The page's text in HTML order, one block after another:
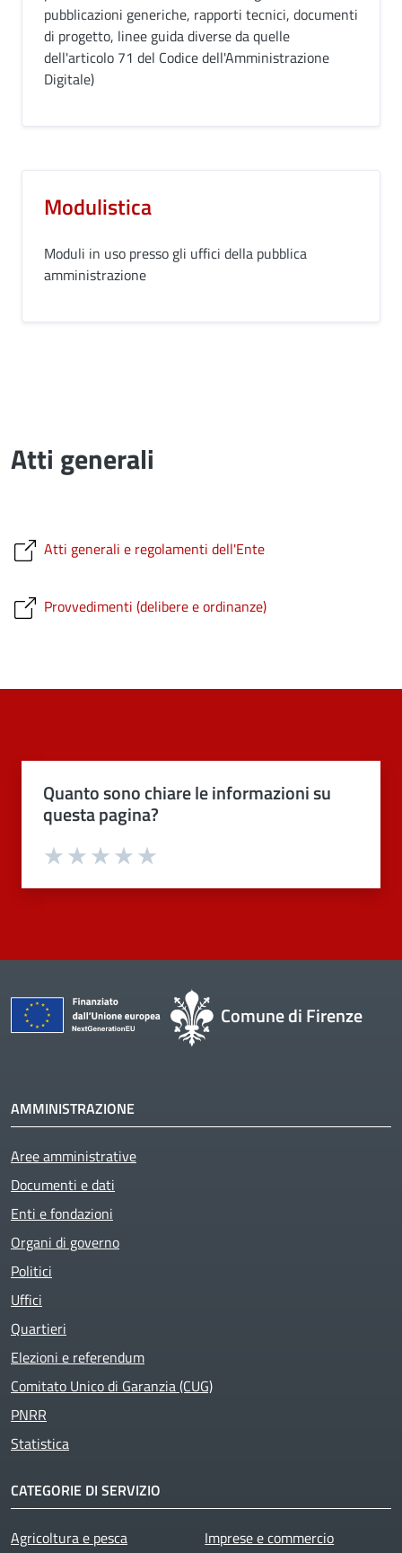
pubblicazioni generiche, rapporti tecnici, documenti
di progetto, linee guida diverse da quelle
dell'articolo 71 del Codice dell'Amministrazione
Digitale)
Modulistica
Moduli in uso presso gli uffici della pubblica
amministrazione
Atti generali
Atti generali e regolamenti dell'Ente
Provvedimenti (delibere e ordinanze)
Quanto sono chiare le informazioni su
questa pagina?
Valuta 4 stelle su 5
Valuta 3 stelle su 5
Valuta 2 stelle su 5
Valuta 1 stelle su 5
Comune di Firenze
AMMINISTRAZIONE
Aree amministrative
Documenti e dati
Enti e fondazioni
Organi di governo
Politici
Uffici
Quartieri
Elezioni e referendum
Comitato Unico di Garanzia (CUG)
PNRR
Statistica
CATEGORIE DI SERVIZIO
Agricoltura e pesca
Imprese e commercio